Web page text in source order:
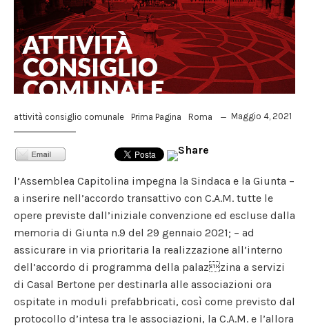
attività consiglio comunale Prima Pagina Roma Maggio 4, 2021
l’Assemblea Capitolina impegna la Sindaca e la Giunta –
a inserire nell’accordo transattivo con C.A.M. tutte le
opere previste dall’iniziale convenzione ed escluse dalla
memoria di Giunta n.9 del 29 gennaio 2021; – ad
assicurare in via prioritaria la realizzazione all’interno
dell’accordo di programma della palazzina a servizi
di Casal Bertone per destinarla alle associazioni ora
ospitate in moduli prefabbricati, così come previsto dal
protocollo d’intesa tra le associazioni, la C.A.M. e l’allora